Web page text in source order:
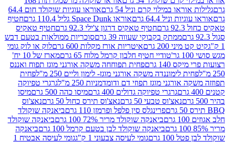
במילוי קרם וניל 54 גרם
אוראו עוגיות שוקולד חום 64.4
וניל 64.4 גרם
אוראו Space Dunk גליל 110.4 גרם
חטיף
חטיף טאקיס דרגון צ'ילי 92.3 גרם
חטיף טאקיס
ממתק בקבוקי שעווה 39 גרם
סוכריות ממולאות בטעם דבש
200 גרם
איטריות אורז מקלות 600 גרם
לוק או לוק גומי
טודיי חטיף חלבון קרמל מלוח 65 גרם
מארז של 10 יח'
140 גרם
פחית תפוחחה משקה אורגני מוגז תפוח ואננס
לימוננדה משקה אורגני מוגז- לימון וליים 250 מ"ל
פחית
מוגז תפוזי דם ודומדמניות 250 מ"ל
גרגרי טפיוקה
גרגרי טפיוקה גדולים 400 גרם
מיסו כהה 500 גרם
מיסו
נאצ'וס טבעי 50 גרם
נאצ'וס תירס כחול 50 גרם
נאצ'וס
פרינגלס סין פלפל ופרמזן 110 גרם
ביאנקה שוקולד
ביאנקה שוקולד מריר 72% 100 גרם
ביאנקה שוקולד
ביאנקה שוקולד לבן בטעם קרמל 100 גרם
ביאנקה
גרם
גומי לעיסה צבעוני 1 ק"ג גומי לעיסה אבטיח 1